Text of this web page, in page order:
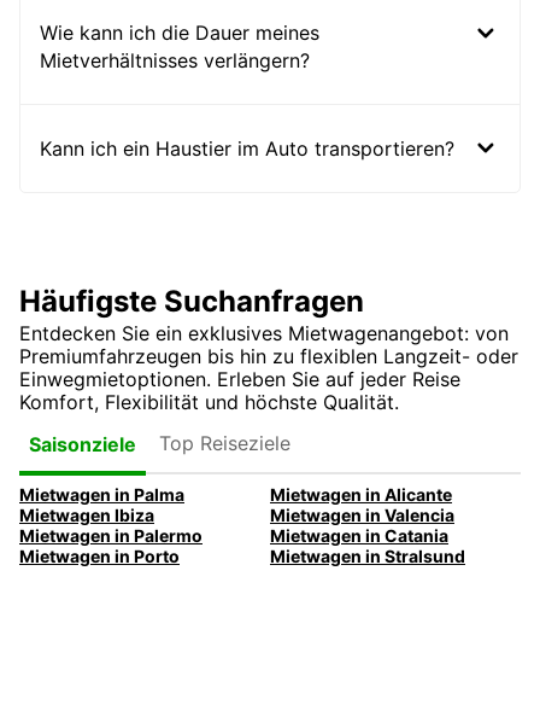
Wie kann ich die Dauer meines
Mietverhältnisses verlängern?
Kann ich ein Haustier im Auto transportieren?
Häufigste Suchanfragen
Entdecken Sie ein exklusives Mietwagenangebot: von
Premiumfahrzeugen bis hin zu flexiblen Langzeit- oder
Einwegmietoptionen. Erleben Sie auf jeder Reise
Komfort, Flexibilität und höchste Qualität.
Saisonziele
Top Reiseziele
Mietwagen in Palma
Mietwagen in Alicante
Mietwagen Ibiza
Mietwagen in Valencia
Mietwagen in Palermo
Mietwagen in Catania
Mietwagen in Porto
Mietwagen in Stralsund